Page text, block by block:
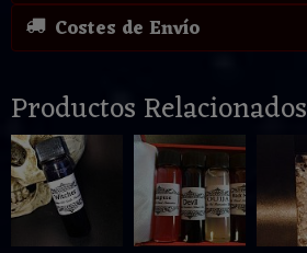
Costes de Envío
Productos Relacionados